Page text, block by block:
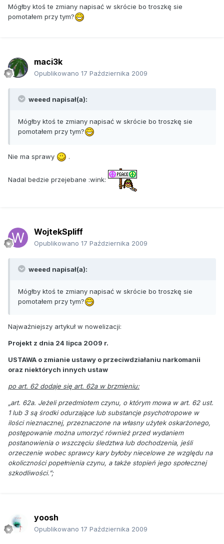
Mógłby ktoś te zmiany napisać w skrócie bo troszkę sie
pomotałem przy tym?
maci3k
Opublikowano 17 Października 2009
weeed napisał(a):
Mógłby ktoś te zmiany napisać w skrócie bo troszkę sie
pomotałem przy tym?
Nie ma sprawy .
Nadal bedzie przejebane :wink:
WojtekSpliff
Opublikowano 17 Października 2009
weeed napisał(a):
Mógłby ktoś te zmiany napisać w skrócie bo troszkę sie
pomotałem przy tym?
Najważniejszy artykuł w nowelizacji:
Projekt z dnia 24 lipca 2009 r.
USTAWA o zmianie ustawy o przeciwdziałaniu narkomanii
oraz niektórych innych ustaw
po art. 62 dodaje się art. 62a w brzmieniu:
„art. 62a. Jeżeli przedmiotem czynu, o którym mowa w art. 62 ust.
1 lub 3 są środki odurzające lub substancje psychotropowe w
ilości nieznacznej, przeznaczone na własny użytek oskarżonego,
postępowanie można umorzyć również przed wydaniem
postanowienia o wszczęciu śledztwa lub dochodzenia, jeśli
orzeczenie wobec sprawcy kary byłoby niecelowe ze względu na
okoliczności popełnienia czynu, a także stopień jego społecznej
szkodliwości.”;
yoosh
Opublikowano 17 Października 2009